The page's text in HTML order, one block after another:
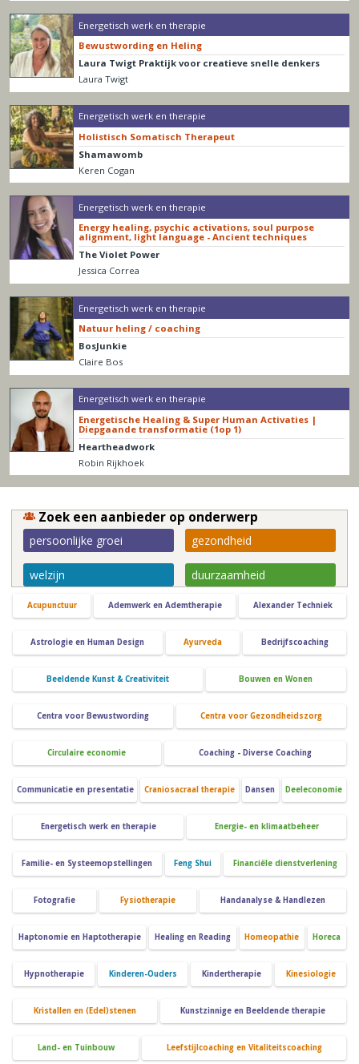
Energetisch werk en therapie
Bewustwording en Heling
Laura Twigt Praktijk voor creatieve snelle denkers
Laura Twigt
Energetisch werk en therapie
Holistisch Somatisch Therapeut
Shamawomb
Keren Cogan
Energetisch werk en therapie
Energy healing, psychic activations, soul purpose
alignment, light language - Ancient techniques
The Violet Power
Jessica Correa
Energetisch werk en therapie
Natuur heling / coaching
BosJunkie
Claire Bos
Energetisch werk en therapie
Energetische Healing & Super Human Activaties |
Diepgaande transformatie (1op 1)
Heartheadwork
Robin Rijkhoek
Zoek een aanbieder op onderwerp
persoonlijke groei gezondheid
welzijn duurzaamheid
Acupunctuur Ademwerk en Ademtherapie Alexander Techniek
Astrologie en Human Design Ayurveda Bedrijfscoaching
Beeldende Kunst & Creativiteit Bouwen en Wonen
Centra voor Bewustwording Centra voor Gezondheidszorg
Circulaire economie Coaching - Diverse Coaching
Communicatie en presentatie Craniosacraal therapie Dansen Deeleconomie
Energetisch werk en therapie Energie- en klimaatbeheer
Familie- en Systeemopstellingen Feng Shui Financiële dienstverlening
Fotografie Fysiotherapie Handanalyse & Handlezen
Haptonomie en Haptotherapie Healing en Reading Homeopathie Horeca
Hypnotherapie Kinderen-Ouders Kindertherapie Kinesiologie
Kristallen en (Edel)stenen Kunstzinnige en Beeldende therapie
Land- en Tuinbouw Leefstijlcoaching en Vitaliteitscoaching